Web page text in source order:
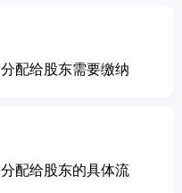
配给股东需要缴纳
配给股东的具体流